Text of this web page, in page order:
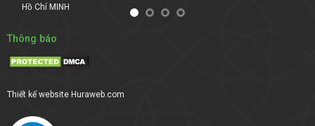
Hồ Chí MINH
Thông báo
Thiết kế website Huraweb.com